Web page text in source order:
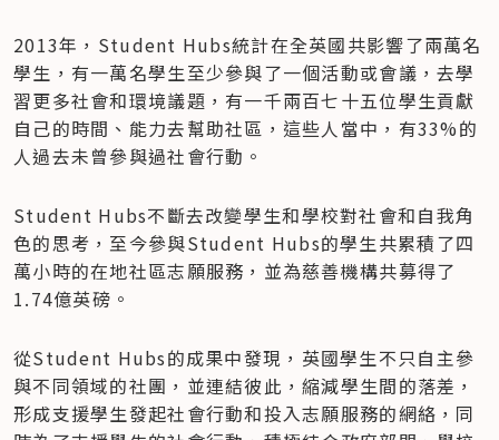
2013年，Student Hubs統計在全英國共影響了兩萬名
學生，有一萬名學生至少參與了一個活動或會議，去學
習更多社會和環境議題，有一千兩百七十五位學生貢獻
自己的時間、能力去幫助社區，這些人當中，有33%的
人過去未曾參與過社會行動。
Student Hubs不斷去改變學生和學校對社會和自我角
色的思考，至今參與Student Hubs的學生共累積了四
萬小時的在地社區志願服務，並為慈善機構共募得了
1.74億英磅。
從Student Hubs的成果中發現，英國學生不只自主參
與不同領域的社團，並連結彼此，縮減學生間的落差，
形成支援學生發起社會行動和投入志願服務的網絡，同